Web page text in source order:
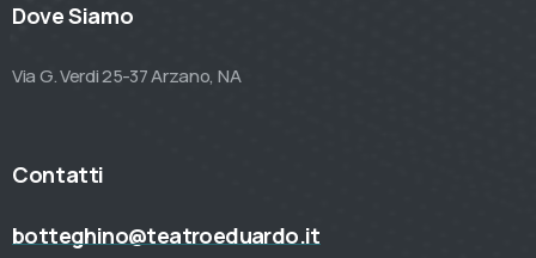
Dove Siamo
Via G. Verdi 25-37 Arzano, NA
Contatti
botteghino@teatroeduardo.it